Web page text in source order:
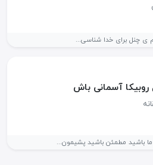
ی چنل برای خدا شناسی...
روبیکا آسمانی باش
ما باشید مطمئن باشید پشیمون...